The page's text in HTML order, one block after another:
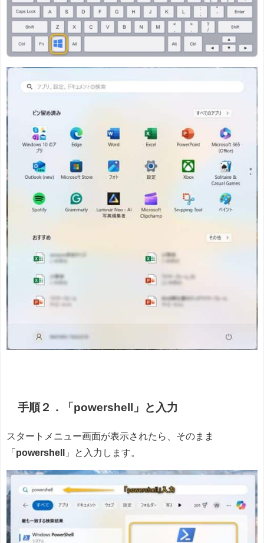
手順２．「powershell」と入力
スタートメニュー画面が表示されたら、そのまま
「 powershell 」と入力します。